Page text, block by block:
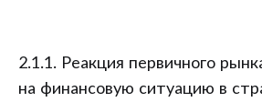
2.1.1. Реакция первичного
на финансовую ситуацию в